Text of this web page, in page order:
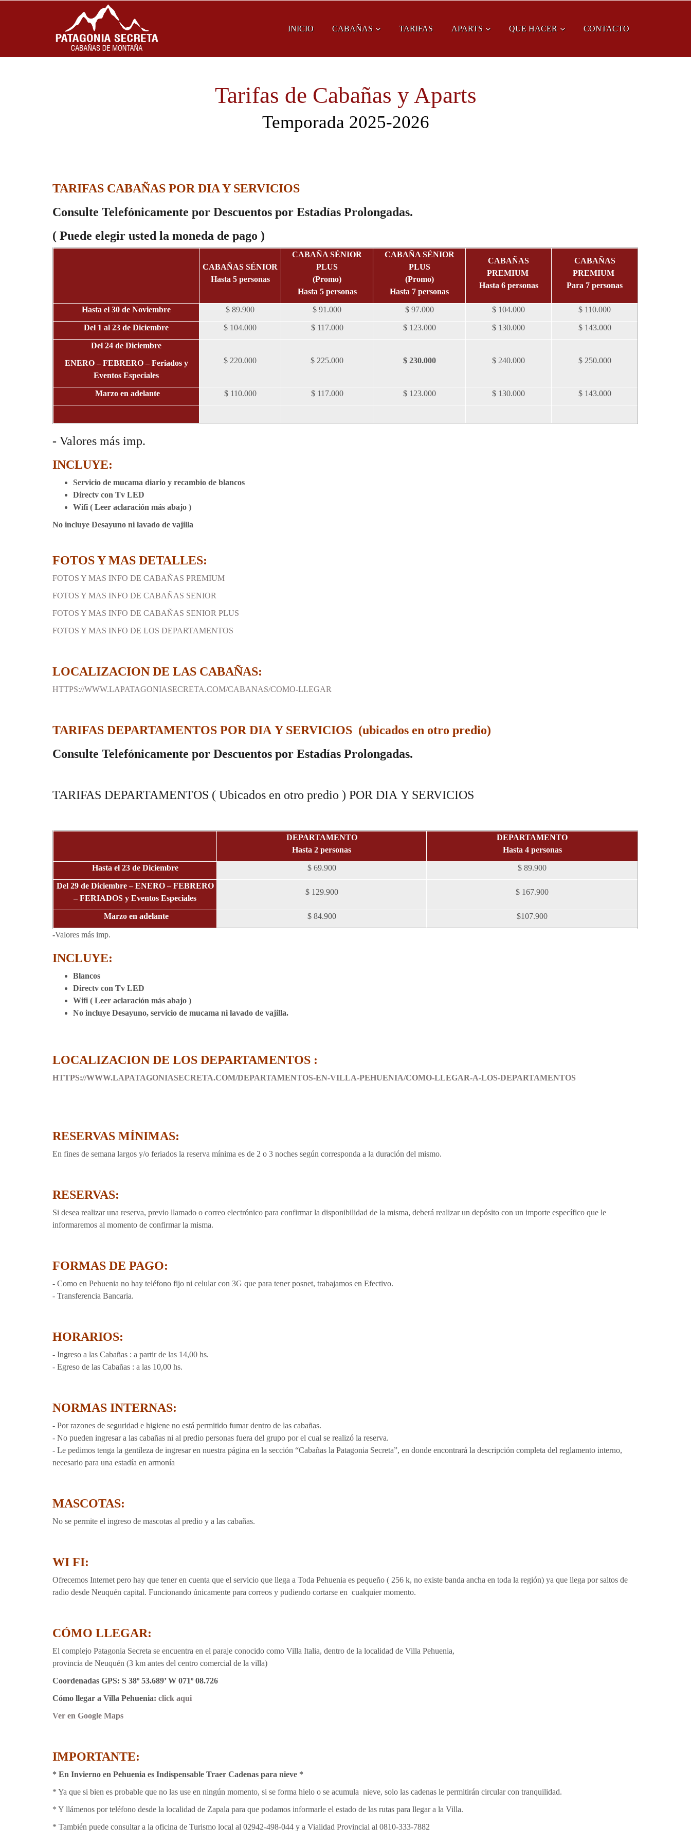
INICIO CABAÑAS TARIFAS APARTS QUE HACER CONTACTO
Tarifas de Cabañas y Aparts
Temporada 2025-2026
TARIFAS CABAÑAS POR DIA Y SERVICIOS
Consulte Telefónicamente por Descuentos por Estadías Prolongadas.
( Puede elegir usted la moneda de pago )
CABAÑAS SÉNIOR
Hasta 5 personas
CABAÑA SÉNIOR
PLUS
(Promo)
Hasta 5 personas
CABAÑA SÉNIOR
PLUS
(Promo)
Hasta 7 personas
CABAÑAS
PREMIUM
Hasta 6 personas
CABAÑAS
PREMIUM
Para 7 personas
Hasta el 30 de Noviembre $ 89.900 $ 91.000 $ 97.000 $ 104.000 $ 110.000
Del 1 al 23 de Diciembre $ 104.000 $ 117.000 $ 123.000 $ 130.000 $ 143.000
Del 24 de Diciembre
ENERO – FEBRERO – Feriados y
Eventos Especiales
$ 220.000 $ 225.000 $ 230.000 $ 240.000 $ 250.000
Marzo en adelante $ 110.000 $ 117.000 $ 123.000 $ 130.000 $ 143.000
- Valores más imp.
INCLUYE:
Servicio de mucama diario y recambio de blancos
Directv con Tv LED
Wifi ( Leer aclaración más abajo )
No incluye Desayuno ni lavado de vajilla
FOTOS Y MAS DETALLES:
FOTOS Y MAS INFO DE CABAÑAS PREMIUM
FOTOS Y MAS INFO DE CABAÑAS SENIOR
FOTOS Y MAS INFO DE CABAÑAS SENIOR PLUS
FOTOS Y MAS INFO DE LOS DEPARTAMENTOS
LOCALIZACION DE LAS CABAÑAS:
HTTPS://WWW.LAPATAGONIASECRETA.COM/CABANAS/COMO-LLEGAR
TARIFAS DEPARTAMENTOS POR DIA Y SERVICIOS (ubicados en otro predio)
Consulte Telefónicamente por Descuentos por Estadías Prolongadas.
TARIFAS DEPARTAMENTOS ( Ubicados en otro predio ) POR DIA Y SERVICIOS
DEPARTAMENTO
Hasta 2 personas
DEPARTAMENTO
Hasta 4 personas
Hasta el 23 de Diciembre $ 69.900 $ 89.900
Del 29 de Diciembre – ENERO – FEBRERO
– FERIADOS y Eventos Especiales
$ 129.900 $ 167.900
Marzo en adelante $ 84.900 $107.900
-Valores más imp.
INCLUYE:
Blancos
Directv con Tv LED
Wifi ( Leer aclaración más abajo )
No incluye Desayuno, servicio de mucama ni lavado de vajilla.
LOCALIZACION DE LOS DEPARTAMENTOS :
HTTPS://WWW.LAPATAGONIASECRETA.COM/DEPARTAMENTOS-EN-VILLA-PEHUENIA/COMO-LLEGAR-A-LOS-DEPARTAMENTOS
RESERVAS MÍNIMAS:
En fines de semana largos y/o feriados la reserva mínima es de 2 o 3 noches según corresponda a la duración del mismo.
RESERVAS:
Si desea realizar una reserva, previo llamado o correo electrónico para confirmar la disponibilidad de la misma, deberá realizar un depósito con un importe específico que le
informaremos al momento de confirmar la misma.
FORMAS DE PAGO:
- Como en Pehuenia no hay teléfono fijo ni celular con 3G que para tener posnet, trabajamos en Efectivo.
- Transferencia Bancaria.
HORARIOS:
- Ingreso a las Cabañas : a partir de las 14,00 hs.
- Egreso de las Cabañas : a las 10,00 hs.
NORMAS INTERNAS:
- Por razones de seguridad e higiene no está permitido fumar dentro de las cabañas.
- No pueden ingresar a las cabañas ni al predio personas fuera del grupo por el cual se realizó la reserva.
- Le pedimos tenga la gentileza de ingresar en nuestra página en la sección “Cabañas la Patagonia Secreta”, en donde encontrará la descripción completa del reglamento interno,
necesario para una estadía en armonía
MASCOTAS:
No se permite el ingreso de mascotas al predio y a las cabañas.
WI FI:
Ofrecemos Internet pero hay que tener en cuenta que el servicio que llega a Toda Pehuenia es pequeño ( 256 k, no existe banda ancha en toda la región) ya que llega por saltos de
radio desde Neuquén capital. Funcionando únicamente para correos y pudiendo cortarse en cualquier momento.
CÓMO LLEGAR:
El complejo Patagonia Secreta se encuentra en el paraje conocido como Villa Italia, dentro de la localidad de Villa Pehuenia,
provincia de Neuquén (3 km antes del centro comercial de la villa)
Coordenadas GPS: S 38º 53.689’ W 071º 08.726
Cómo llegar a Villa Pehuenia: click aqui
Ver en Google Maps
IMPORTANTE:
* En Invierno en Pehuenia es Indispensable Traer Cadenas para nieve *
* Ya que si bien es probable que no las use en ningún momento, si se forma hielo o se acumula nieve, solo las cadenas le permitirán circular con tranquilidad.
* Y llámenos por teléfono desde la localidad de Zapala para que podamos informarle el estado de las rutas para llegar a la Villa.
* También puede consultar a la oficina de Turismo local al 02942-498-044 y a Vialidad Provincial al 0810-333-7882